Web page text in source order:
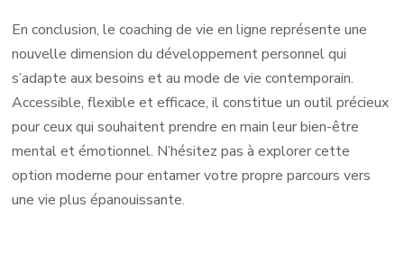
En conclusion, le coaching de vie en ligne représente une
nouvelle dimension du développement personnel qui
s’adapte aux besoins et au mode de vie contemporain.
Accessible, flexible et efficace, il constitue un outil précieux
pour ceux qui souhaitent prendre en main leur bien-être
mental et émotionnel. N’hésitez pas à explorer cette
option moderne pour entamer votre propre parcours vers
une vie plus épanouissante.